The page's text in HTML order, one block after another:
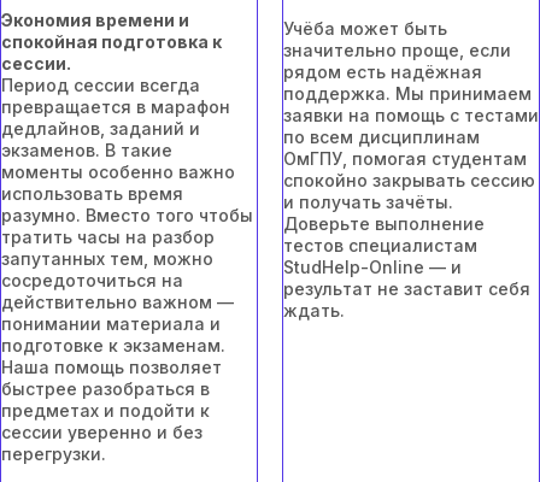
Экономия времени и
спокойная подготовка к
сессии.
Период сессии всегда
превращается в марафон
дедлайнов, заданий и
экзаменов. В такие
моменты особенно важно
использовать время
разумно. Вместо того чтобы
тратить часы на разбор
запутанных тем, можно
сосредоточиться на
действительно важном —
понимании материала и
подготовке к экзаменам.
Наша помощь позволяет
быстрее разобраться в
предметах и подойти к
сессии уверенно и без
перегрузки.
Учёба может быть
значительно проще, если
рядом есть надёжная
поддержка. Мы принимаем
заявки на помощь с тестами
по всем дисциплинам
ОмГПУ, помогая студентам
спокойно закрывать сессию
и получать зачёты.
Доверьте выполнение
тестов специалистам
StudHelp-Online — и
результат не заставит себя
ждать.